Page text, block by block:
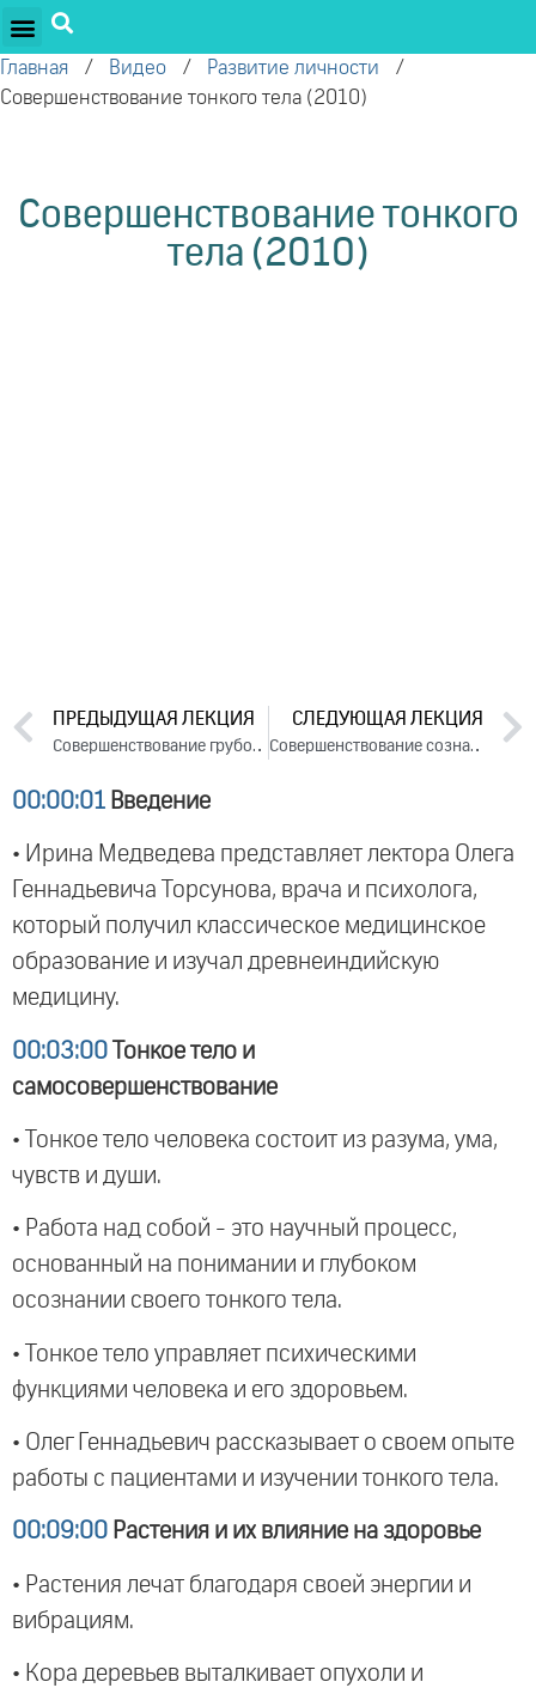
Главная / Видео / Развитие личности /
Совершенствование тонкого тела (2010)
Совершенствование тонкого
тела (2010)
ПРЕДЫДУЩАЯ ЛЕКЦИЯ
Совершенствование грубого тела (2010)
СЛЕДУЮЩАЯ ЛЕКЦИЯ
Совершенствование сознания (2010)
00:00:01 Введение
• Ирина Медведева представляет лектора Олега
Геннадьевича Торсунова, врача и психолога,
который получил классическое медицинское
образование и изучал древнеиндийскую
медицину.
00:03:00 Тонкое тело и
самосовершенствование
• Тонкое тело человека состоит из разума, ума,
чувств и души.
• Работа над собой - это научный процесс,
основанный на понимании и глубоком
осознании своего тонкого тела.
• Тонкое тело управляет психическими
функциями человека и его здоровьем.
• Олег Геннадьевич рассказывает о своем опыте
работы с пациентами и изучении тонкого тела.
00:09:00 Растения и их влияние на здоровье
• Растения лечат благодаря своей энергии и
вибрациям.
• Кора деревьев выталкивает опухоли и